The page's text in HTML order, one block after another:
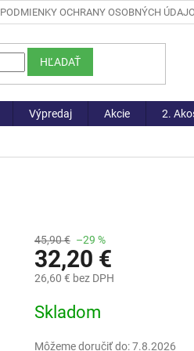
PODMIENKY OCHRANY OSOBNÝCH
HĽADAŤ
Výpredaj Akcie 2.
45,90 € –29 %
32,20 €
26,60 € bez DPH
cena:
Skladom
Môžeme doručiť do:7.8.2026